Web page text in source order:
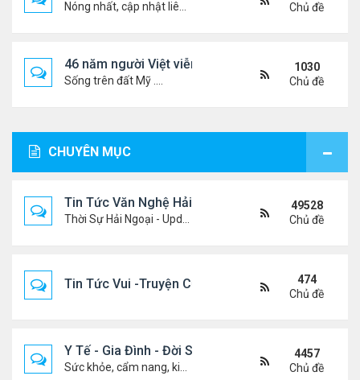
Chủ đề
46 năm người Việt viễn xứ
Sống trên đất Mỹ ....
1030
Chủ đề
CHUYÊN MỤC
Tin Tức Văn Nghệ Hải Ngoại
49528
Chủ đề
Tin Tức Vui -Truyện Cười- Video Hài
474
Chủ đề
Y Tế - Gia Đình - Đời Sống
4457
Chủ đề